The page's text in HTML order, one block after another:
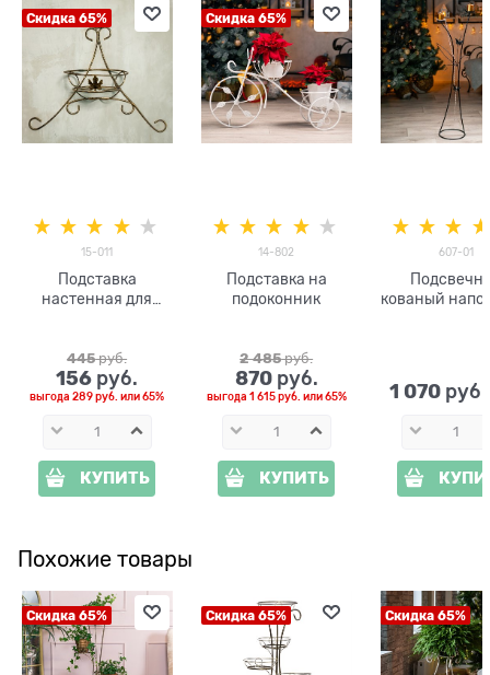
Скидка 65%
15-011
Подставка
настенная для
445 руб.
156 руб.
выгода289 руб. или65%
КУПИТЬ
Скидка 65%
14-802
Подставка на
подоконник
2 485 руб.
870 руб.
выгода 1 615 руб. или65%
КУПИТЬ
607-01
кованый
1 070
Похожие товары
Скидка 65% Скидка 65% Скидка 65%